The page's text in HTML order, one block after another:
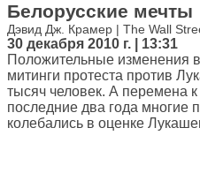
Белорусские мечты
Дэвид Дж. Крамер | The Wall
30 декабря 2010 г. | 13:31
Положительные изменения
митинги протеста против
тысяч человек. А перемена
последние два года многие
колебались в оценке